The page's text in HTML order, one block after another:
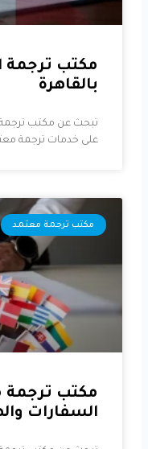
مكتب ترجمة
بالقاهرة
تبحث عن مكتب
على خدمات ترجمة
مكتب ترجمة معتمد
مكتب ترجمة
السفارات